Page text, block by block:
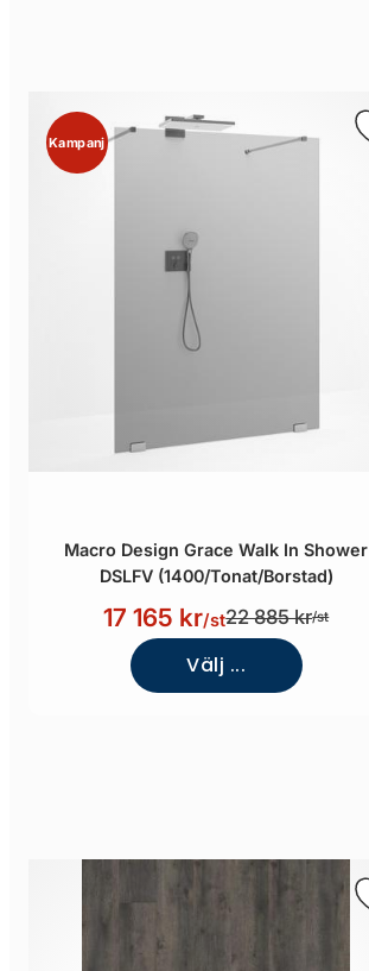
Kampanj
Macro Design Grace Walk In Shower
DSLFV (1400/Tonat/Borstad)
17 165 kr/st22 885 kr/st
Välj ...